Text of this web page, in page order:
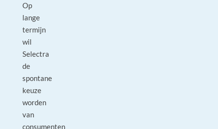
Op
lange
termijn
wil
Selectra
de
spontane
keuze
worden
van
consumenten